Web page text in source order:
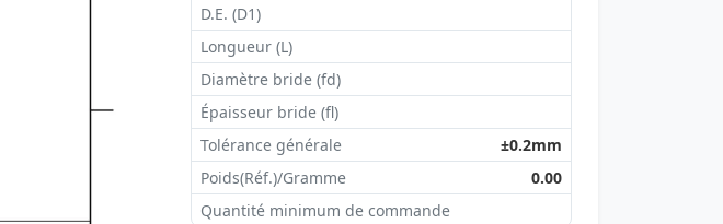
D.E. (D1)
Longueur (L)
Diamètre bride (fd)
Épaisseur bride (fl)
Tolérance générale
±0.2mm
Poids(Réf.)/Gramme
0.00
Quantité minimum de commande